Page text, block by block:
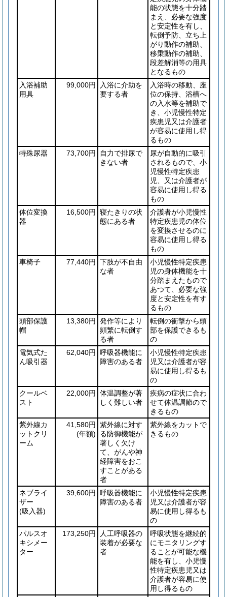
能の状態を十分踏
まえ、必要な強度
と安定性を有し、
転倒予防、立ち上
がり動作の補助、
移乗動作の補助、
段差解消等の用具
となるもの
入浴補助
用具
99,000円
入浴に介助を
要する者
入浴時の移動、座
位の保持、浴槽へ
の入水等を補助で
き、小児慢性特定
疾患児又は介護者
が容易に使用し得
るもの
特殊尿器
73,700円
自力で排尿で
きない者
尿が自動的に吸引
されるもので、小
児慢性特定疾患
児、又は介護者が
容易に使用し得る
もの
体位変換
器
16,500円
寝たきりの状
態にある者
介護者が小児慢性
特定疾患児の体位
を変換させるのに
容易に使用し得る
もの
車椅子
77,440円
下肢が不自由
な者
小児慢性特定疾患
児の身体機能を十
分踏まえたもので
あつて、必要な強
度と安定性を有す
るもの
頭部保護
帽
13,380円
発作等により
頻繁に転倒す
る者
転倒の衝撃から頭
部を保護できるも
の
電気式た
ん吸引器
62,040円
呼吸器機能に
障害のある者
小児慢性特定疾患
児又は介護者が容
易に使用し得るも
の
クールベ
スト
22,000円
体温調整が著
しく難しい者
疾病の症状に合わ
せて体温調節ので
きるもの
紫外線カ
ットクリ
ーム
41,580円
(年額)
紫外線に対す
る防御機能が
著しく欠け
て、がんや神
経障害をおこ
すことがある
者
紫外線をカットで
きるもの
ネブライ
ザー
(吸入器)
39,600円
呼吸器機能に
障害のある者
小児慢性特定疾患
児又は介護者が容
易に使用し得るも
の
パルスオ
キシメー
ター
173,250円
人工呼吸器の
装着が必要な
者
呼吸状態を継続的
にモニタリングす
ることが可能な機
能を有し、小児慢
性特定疾患児又は
介護者が容易に使
用し得るもの